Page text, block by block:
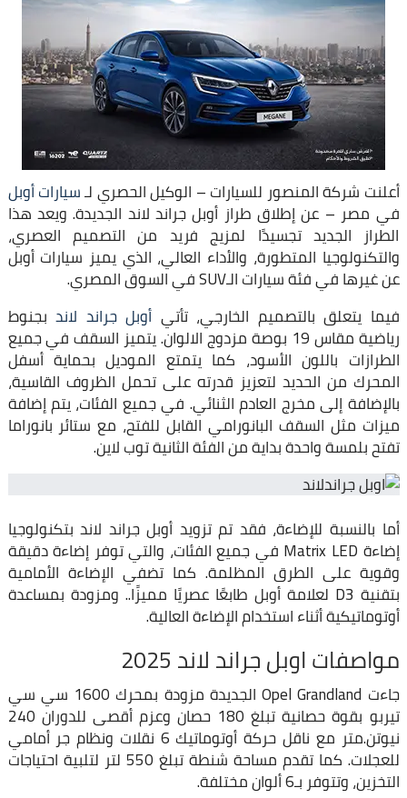
أعلنت شركة المنصور للسيارات – الوكيل الحصري لـسيارات أوبل
في مصر – عن إطلاق طراز أوبل جراند لاند الجديدة. ويعد هذا
الطراز الجديد تجسيدًا لمزيج فريد من التصميم العصري،
والتكنولوجيا المتطورة، والأداء العالي، الذي يميز سيارات أوبل
عن غيرها في فئة سيارات الـSUV في السوق المصري.
فيما يتعلق بالتصميم الخارجي، تأتي أوبل جراند لاند بجنوط
رياضية مقاس 19 بوصة مزدوج الالوان. يتميز السقف في جميع
الطرازات باللون الأسود، كما يتمتع الموديل بحماية أسفل
المحرك من الحديد لتعزيز قدرته على تحمل الظروف القاسية،
بالإضافة إلى مخرج العادم الثنائي. في جميع الفئات، يتم إضافة
ميزات مثل السقف البانورامي القابل للفتح، مع ستائر بانوراما
تفتح بلمسة واحدة بداية من الفئة الثانية توب لاين.
أما بالنسبة للإضاءة، فقد تم تزويد أوبل جراند لاند بتكنولوجيا
إضاءة Matrix LED في جميع الفئات، والتي توفر إضاءة دقيقة
وقوية على الطرق المظلمة. كما تضفي الإضاءة الأمامية
بتقنية D3 لعلامة أوبل طابعًا عصريًا مميزًا.. ومزودة بمساعدة
أوتوماتيكية أثناء استخدام الإضاءة العالية.
مواصفات اوبل جراند لاند 2025
جاءت Opel Grandland الجديدة مزودة بمحرك 1600 سي سي
تيربو بقوة حصانية تبلغ 180 حصان وعزم أقصى للدوران 240
نيوتن.متر مع ناقل حركة أوتوماتيك 6 نقلات ونظام جر أمامي
للعجلات. كما تقدم مساحة شنطة تبلغ 550 لتر لتلبية احتياجات
التخزين، وتتوفر بـ6 ألوان مختلفة.